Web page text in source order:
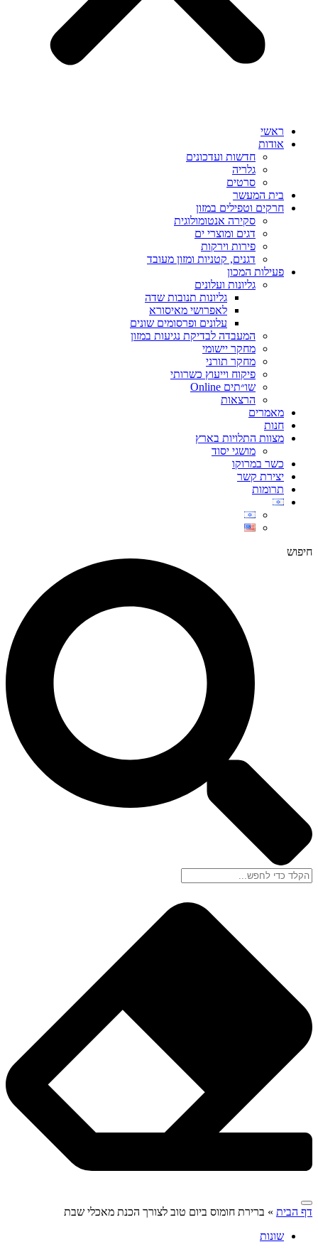
ראשי
אודות
חדשות ועדכונים
גלריה
סרטים
בית המעשר
חרקים וטפילים במזון
סקירה אנטומולוגית
דגים ומוצרי ים
פירות וירקות
דגנים, קטניות ומזון מעובד
פעילות המכון
גליונות ועלונים
גליונות תנובות שדה
לאפרושי מאיסורא
עלונים ופרסומים שונים
המעבדה לבדיקת נגיעות במזון
מחקר יישומי
מחקר תורני
פיקוח וייעוץ כשרותי
שו״תים Online
הרצאות
מאמרים
חנות
מצוות התלויות בארץ
מושגי יסוד
כשר במרוקו
יצירת קשר
תרומות
חיפוש
דף הבית » ברירת חומוס ביום טוב לצורך הכנת מאכלי שבת
שונות